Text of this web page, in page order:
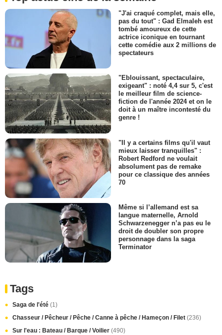
"J'ai craqué complet, mais elle,
pas du tout" : Gad Elmaleh est
tombé amoureux de cette
actrice iconique en tournant
cette comédie aux 2 millions de
spectateurs
"Eblouissant, spectaculaire,
exigeant" : noté 4,4 sur 5, c'est
le meilleur film de science-
fiction de l'année 2024 et on le
doit à un maître incontesté du
genre !
"Il y a certains films qu'il vaut
mieux laisser tranquilles" :
Robert Redford ne voulait
absolument pas de remake
pour ce classique des années
70
Même si l’allemand est sa
langue maternelle, Arnold
Schwarzenegger n’a pas eu le
droit de doubler son propre
personnage dans la saga
Terminator
Tags
Saga de l'été (1)
Chasseur / Pêcheur / Pêche / Canne à pêche / Hameçon / Filet (236)
Sur l'eau : Bateau / Barque / Voilier (490)